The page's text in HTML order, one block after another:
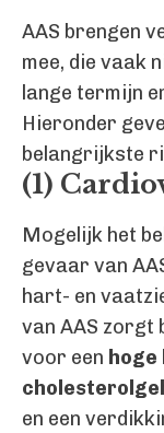
AAS brengen
mee, die vaak
lange termijn
Hieronder
belangrijkste
(1)
Mogelijk het
gevaar van
hart- en
van AAS zorgt
voor een hoge
en een